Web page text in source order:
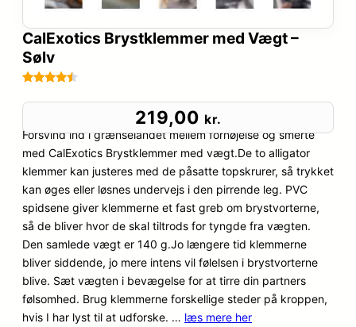
CalExotics Brystklemmer med Vægt –
Sølv
som
baseret
på
kundebedø
mmelser
219,00 kr.
Forsvind ind i grænselandet mellem fornøjelse og smerte
med CalExotics Brystklemmer med vægt.De to alligator
klemmer kan justeres med de påsatte topskrurer, så trykket
kan øges eller løsnes undervejs i den pirrende leg. PVC
spidsene giver klemmerne et fast greb om brystvorterne,
så de bliver hvor de skal tiltrods for tyngde fra vægten.
Den samlede vægt er 140 g.Jo længere tid klemmerne
bliver siddende, jo mere intens vil følelsen i brystvorterne
blive. Sæt vægten i bevægelse for at tirre din partners
følsomhed. Brug klemmerne forskellige steder på kroppen,
hvis I har lyst til at udforske. … læs mere her